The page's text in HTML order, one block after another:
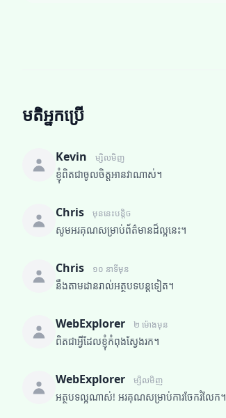
មតិអ្នកប្រើ
Kevin ម្សិលមិញ
ខ្ញុំពិតជាចូលចិត្តអានវាណាស់។
Chris មុននេះបន្តិច
សូមអរគុណសម្រាប់ព័ត៌មានដ៏ល្អនេះ។
Chris ១០ នាទីមុន
នឹងតាមដានរាល់អត្ថបទបន្តទៀត។
WebExplorer ២ ម៉ោងមុន
ពិតជាអ្វីដែលខ្ញុំកំពុងស្វែងរក។
WebExplorer ម្សិលមិញ
អត្ថបទល្អណាស់! អរគុណសម្រាប់ការចែករំលែក។